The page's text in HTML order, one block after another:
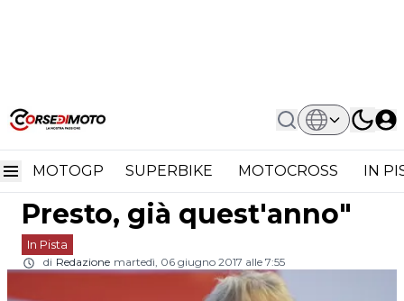
MOTOGP SUPERBIKE MOTOCROSS IN
Home In Pista
MotoGP Luigi Dall'Igna "Vincere Con
MotoGP Luigi Dall'Igna
"Vincere con Lorenzo?
Presto, già quest'anno"
In Pista
di Redazione martedì, 06 giugno 2017 alle 7:55